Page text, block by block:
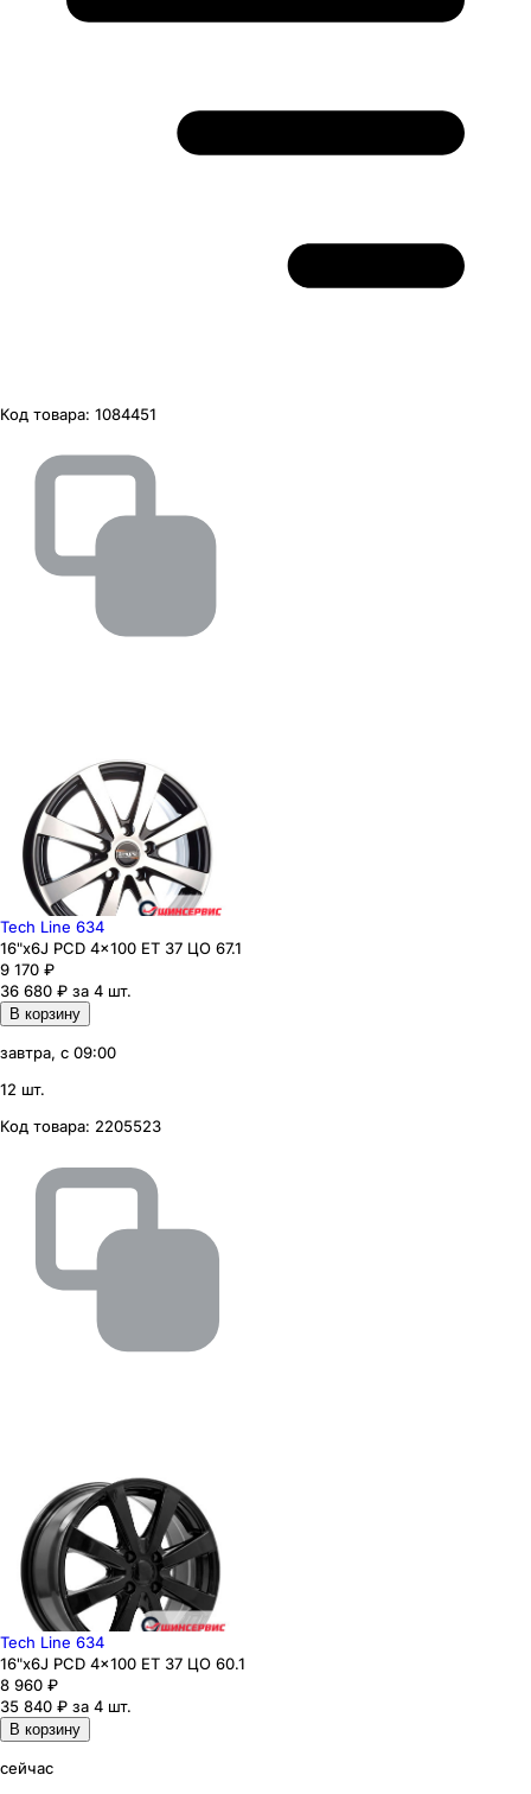
Код товара: 1084451
Tech Line 634
16"x6J PCD 4x100 ЕТ 37 ЦО 67.1
9 170 ₽
36 680 ₽ за 4 шт.
В корзину
завтра, с 09:00
12 шт.
Код товара: 2205523
Tech Line 634
16"x6J PCD 4x100 ЕТ 37 ЦО 60.1
8 960 ₽
35 840 ₽ за 4 шт.
В корзину
сейчас